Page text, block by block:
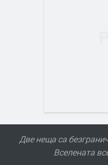
Две неща са
Вселената